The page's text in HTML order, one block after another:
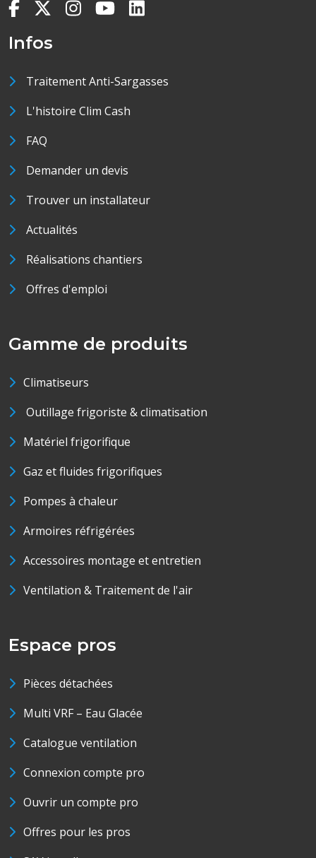
Infos
Traitement Anti-Sargasses
L'histoire Clim Cash
FAQ
Demander un devis
Trouver un installateur
Actualités
Réalisations chantiers
Offres d'emploi
Gamme de produits
Climatiseurs
Outillage frigoriste & climatisation
Matériel frigorifique
Gaz et fluides frigorifiques
Pompes à chaleur
Armoires réfrigérées
Accessoires montage et entretien
Ventilation & Traitement de l'air
Espace pros
Pièces détachées
Multi VRF – Eau Glacée
Catalogue ventilation
Connexion compte pro
Ouvrir un compte pro
Offres pour les pros